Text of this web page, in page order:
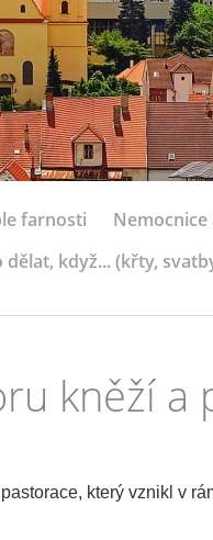
farnosti
dělat, když... (křty,
kněží a
který vznikl v